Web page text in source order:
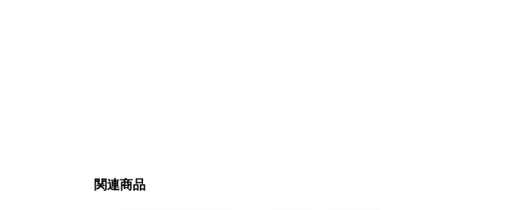
関連商品